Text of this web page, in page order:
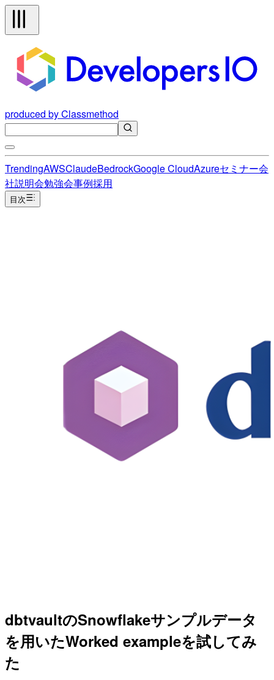
produced by Classmethod
TrendingAWSClaudeBedrockGoogle CloudAzureセミナー会
社説明会勉強会事例採用
目次
dbtvaultのSnowflakeサンプルデータ
を用いたWorked exampleを試してみ
た